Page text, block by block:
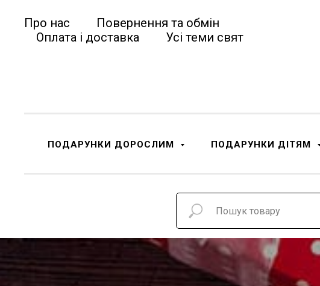
Про нас
Повернення та обмін
Оплата і доставка
Усі теми свят
ПОДАРУНКИ ДОРОСЛИМ ПОДАРУНКИ ДІТЯМ